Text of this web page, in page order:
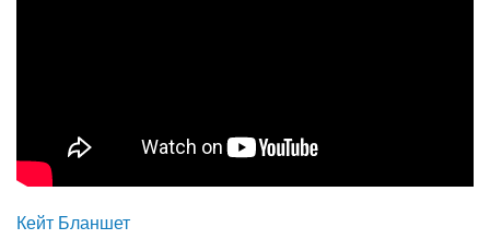
Кейт Бланшет